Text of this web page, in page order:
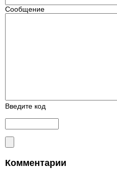
Сообщение
Введите код
Комментарии